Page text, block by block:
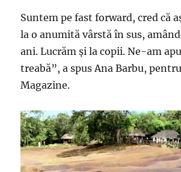
Suntem pe fast forward, cred că
la o anumită vârstă în sus,
ani. Lucrăm şi la copii. Ne-am
treabă”, a spus Ana Barbu,
Magazine.